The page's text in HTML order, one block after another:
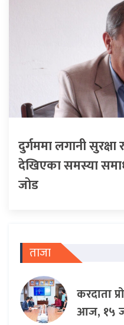
दुर्गममा लगानी सुरक्षा
देखिएका समस्या
जोड
ताजा
करदाता
आज, १५